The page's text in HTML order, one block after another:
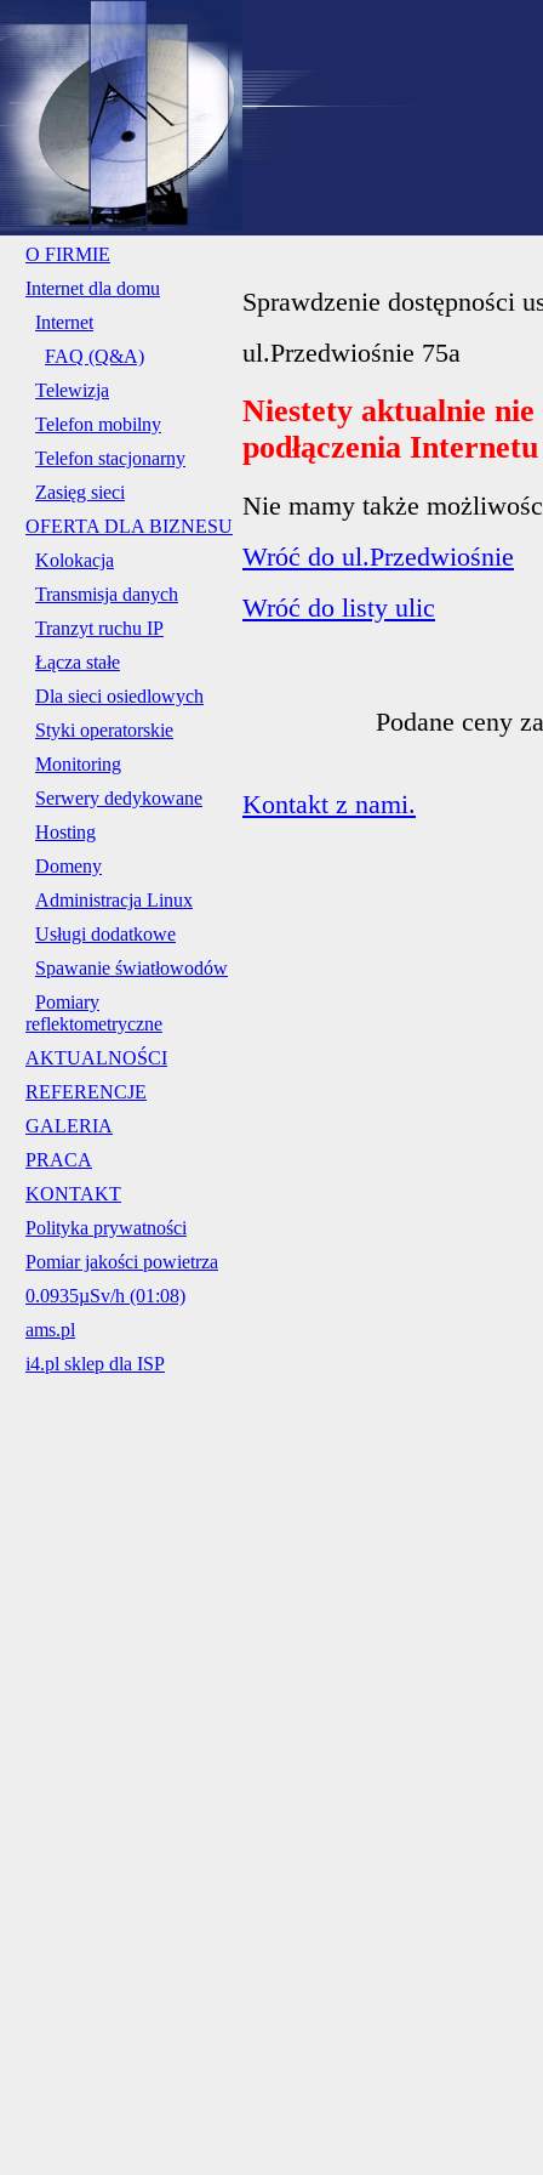
O FIRMIE
Internet dla domu
Internet
FAQ (Q&A)
Telewizja
Telefon mobilny
Telefon stacjonarny
Zasięg sieci
OFERTA DLA BIZNESU
Kolokacja
Transmisja danych
Tranzyt ruchu IP
Łącza stałe
Dla sieci osiedlowych
Styki operatorskie
Monitoring
Serwery dedykowane
Hosting
Domeny
Administracja Linux
Usługi dodatkowe
Spawanie światłowodów
Pomiary
reflektometryczne
AKTUALNOŚCI
REFERENCJE
GALERIA
PRACA
KONTAKT
Polityka prywatności
Pomiar jakości powietrza
0.0935µSv/h (01:08)
ams.pl
i4.pl sklep dla ISP
Sprawdzenie dostępności
ul.Przedwiośnie 75a
Niestety aktualnie
podłączenia
Nie mamy także
Wróć do ul.Przedwiośnie
Wróć do listy ulic
Podane ceny
Kontakt z nami.